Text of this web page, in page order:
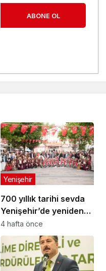
ABONE OL
700 yıllık tarihi sevda
Yenişehir’de yeniden
hayat buldu
Yenişehir
4 hafta önce